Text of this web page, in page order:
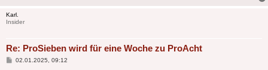
Karl.
Insider
Re: ProSieben wird für eine Woche zu ProAcht
Beitrag
02.01.2025, 09:12